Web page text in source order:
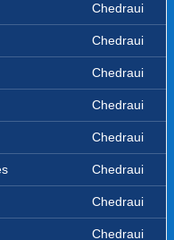
Chedraui
Chedraui
Chedraui
Chedraui
Chedraui
Chedraui
Chedraui
Chedraui